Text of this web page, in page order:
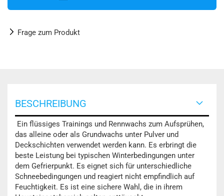
Frage zum Produkt
BESCHREIBUNG
Ein flüssiges Trainings und Rennwachs zum Aufsprühen,
das alleine oder als Grundwachs unter Pulver und
Deckschichten verwendet werden kann. Es erbringt die
beste Leistung bei typischen Winterbedingungen unter
dem Gefrierpunkt. Es eignet sich für unterschiedliche
Schneebedingungen und reagiert nicht empfindlich auf
Feuchtigkeit. Es ist eine sichere Wahl, die in ihrem